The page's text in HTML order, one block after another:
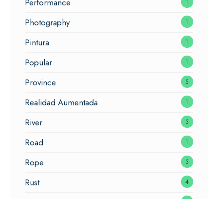
Photography 1
Pintura 1
Popular 1
Province 5
Realidad Aumentada 1
River 3
Road 1
Rope 3
Rust 4